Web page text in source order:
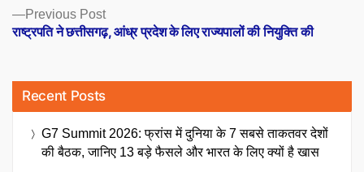
Previous PostPrevious
post:
राष्ट्रपति ने छत्तीसगढ़, आंध्र प्रदेश के लिए राज्यपालों की नियुक्ति की
Recent Posts
G7 Summit 2026: फ्रांस में दुनिया के 7 सबसे ताकतवर देशों
की बैठक, जानिए 13 बड़े फैसले और भारत के लिए क्यों है खास